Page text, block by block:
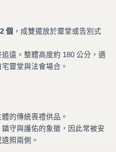
個 ，成雙擺放於靈堂或告別式
遠。整體高度約 180 公分，適
靈堂與法會場合。
的傳統喪禮供品。
守與護佑的象徵，因此常被安
照兩側。